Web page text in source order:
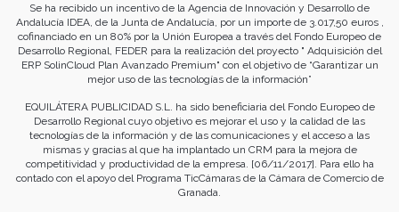
Se ha recibido un incentivo de la Agencia de Innovación y Desarrollo de
Andalucía IDEA, de la Junta de Andalucía, por un importe de 3.017,50 euros ,
cofinanciado en un 80% por la Unión Europea a través del Fondo Europeo de
Desarrollo Regional, FEDER para la realización del proyecto " Adquisición del
ERP SolinCloud Plan Avanzado Premium" con el objetivo de “Garantizar un
mejor uso de las tecnologías de la información”
EQUILÁTERA PUBLICIDAD S.L. ha sido beneficiaria del Fondo Europeo de
Desarrollo Regional cuyo objetivo es mejorar el uso y la calidad de las
tecnologías de la información y de las comunicaciones y el acceso a las
mismas y gracias al que ha implantado un CRM para la mejora de
competitividad y productividad de la empresa. [06/11/2017]. Para ello ha
contado con el apoyo del Programa TicCámaras de la Cámara de Comercio de
Granada.